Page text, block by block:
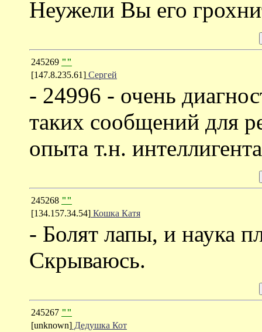
Неужели Вы его
245269 ""
[147.8.235.61] Сергей
- 24996 - очень
таких сообщений для
опыта т.н.
245268 ""
[134.157.34.54] Кошка Катя
- Болят лапы, и наука
Скрываюсь.
245267 ""
[unknown] Дедушка Кот